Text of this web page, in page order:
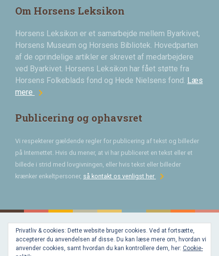
Om Horsens Leksikon
Horsens Leksikon er et samarbejde mellem Byarkivet,
Horsens Museum og Horsens Bibliotek. Hovedparten
af de oprindelige artikler er skrevet af medarbejdere
ved Byarkivet. Horsens Leksikon har fået støtte fra
Horsens Folkeblads fond og Hede Nielsens fond. Læs
mere chevron_right
Publicering og ophavsret
Vi respekterer gældende regler for publicering af tekst og billeder
på Internettet. Hvis du mener, at vi har publiceret en tekst eller et
billede i strid med lovgivningen, eller hvis tekst eller billeder
krænker enkeltpersoner, så kontakt os venligst herchevron_right
Bygget med
WordPressog
favoriteaf
Privatliv & cookies: Dette website bruger cookies. Ved at fortsætte,
accepterer du anvendelsen af disse. Du kan læse mere om, hvordan vi
anvender cookies, samt hvordan du kan kontrollere dem, her: Cookie-